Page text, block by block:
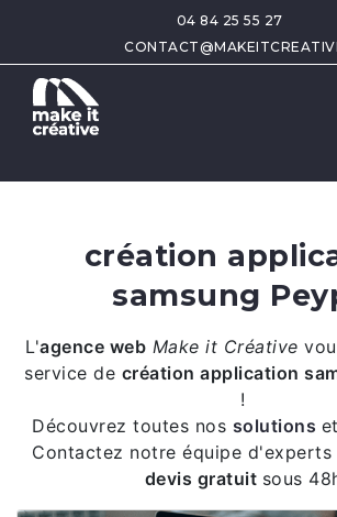
04 84 25 55 27
création
samsung
L'agence web Make it Créative
service de création application
!
Découvrez toutes nos solutions et
Contactez notre équipe
devis gratuit sous